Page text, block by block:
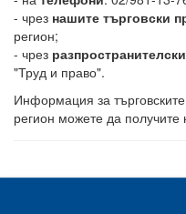
- чрез нашите търговски
регион;
- чрез
"Труд и право".
Информация за
регион можете да